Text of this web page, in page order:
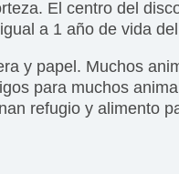
El centro del
a 1 año de vida
y papel. Muchos
para muchos
refugio y alimento